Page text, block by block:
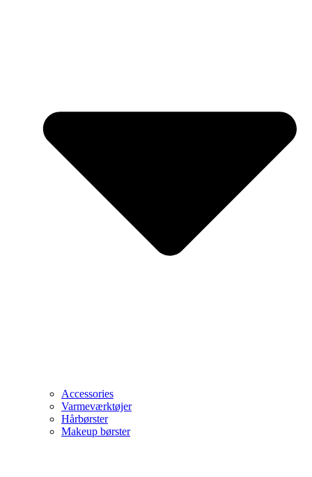
Accessories
Varmeværktøjer
Hårbørster
Makeup børster